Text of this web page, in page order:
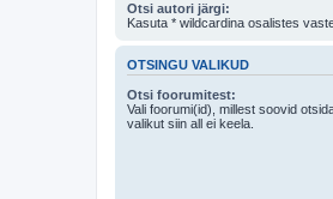
Otsi autori järgi:
Kasuta * wildcardina osalistes
OTSINGU VALIKUD
Otsi foorumitest:
Vali foorumi(id), millest soovid
valikut siin all ei keela.